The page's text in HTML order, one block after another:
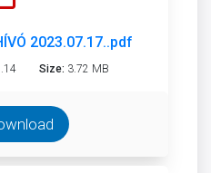
2023.07.17..pdf
Size: 3.72 MB